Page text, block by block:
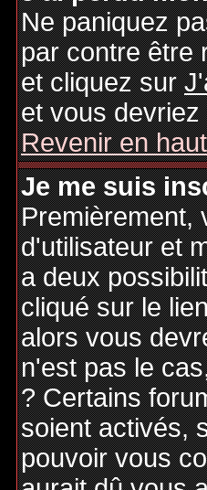
Ne paniquez
par contre être
et cliquez sur
et vous
Revenir en
Je me suis
Premièrement,
d'utilisateur et
a deux
cliqué sur le
alors vous
n'est pas le
? Certains
soient activés,
pouvoir vous